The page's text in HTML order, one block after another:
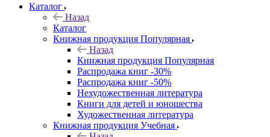
Каталог
Назад
Каталог
Книжная продукция Популярная
Назад
Книжная продукция Популярная
Распродажа книг -30%
Распродажа книг -50%
Нехудожественная литература
Книги для детей и юношества
Художественная литература
Книжная продукция Учебная